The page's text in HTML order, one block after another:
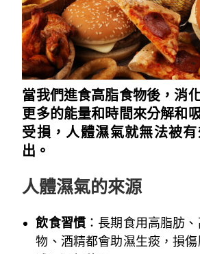
當我們進食高脂食物後，消
更多的能量和時間來分解和
受損，人體濕氣就無法被
出。
人體濕氣的來源
飲食習慣 ：長期食用高脂肪
物、酒精都會助濕生痰，損